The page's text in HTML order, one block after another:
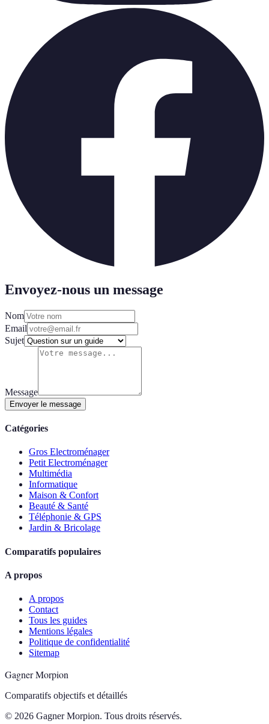
Envoyez-nous un message
Nom
Email
Sujet
Message
Envoyer le message
Catégories
Gros Electroménager
Petit Electroménager
Multimédia
Informatique
Maison & Confort
Beauté & Santé
Téléphonie & GPS
Jardin & Bricolage
Comparatifs populaires
A propos
A propos
Contact
Tous les guides
Mentions légales
Politique de confidentialité
Sitemap
Gagner Morpion
Comparatifs objectifs et détaillés
© 2026 Gagner Morpion. Tous droits réservés.